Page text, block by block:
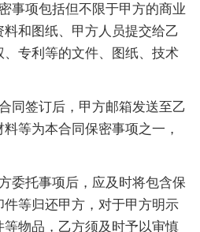
事项包括但不限于甲方的商业
和图纸、甲方人员提交给乙
专利等的文件、图纸、技术
同签订后，甲方邮箱发送至乙
等为本合同保密事项之一，
委托事项后，应及时将包含保
等归还甲方，对于甲方明示
物品，乙方须及时予以审慎